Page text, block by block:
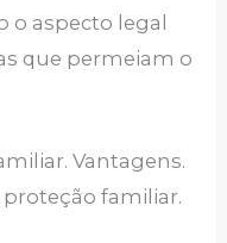
o aspecto legal
que permeiam o
Vantagens.
familiar.